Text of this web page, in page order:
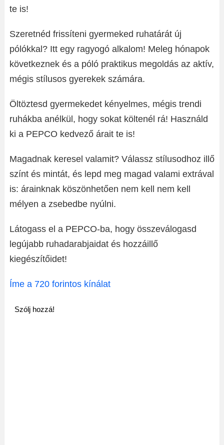
te is!
Szeretnéd frissíteni gyermeked ruhatárát új
pólókkal? Itt egy ragyogó alkalom! Meleg hónapok
következnek és a póló praktikus megoldás az aktív,
mégis stílusos gyerekek számára.
Öltöztesd gyermekedet kényelmes, mégis trendi
ruhákba anélkül, hogy sokat költenél rá! Használd
ki a PEPCO kedvező árait te is!
Magadnak keresel valamit? Válassz stílusodhoz illő
színt és mintát, és lepd meg magad valami extrával
is: árainknak köszönhetően nem kell nem kell
mélyen a zsebedbe nyúlni.
Látogass el a PEPCO-ba, hogy összeválogasd
legújabb ruhadarabjaidat és hozzáillő
kiegészítőidet!
Íme a 720 forintos kínálat
Szólj hozzá!